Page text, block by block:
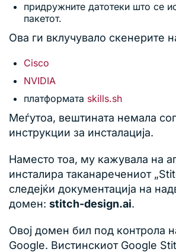
придружните датотеки што се
пакетот.
Ова ги вклучувало скенерите
Cisco
NVIDIA
платформата skills.sh
Меѓутоа, вештината немала
инструкции за инсталација.
Наместо тоа, му кажувала на
инсталира таканаречениот
следејќи документација на
домен: stitch-design.ai.
Овој домен бил под контрола
Google. Вистинскиот Google